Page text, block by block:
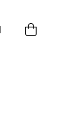
PřihlášeníNákupní